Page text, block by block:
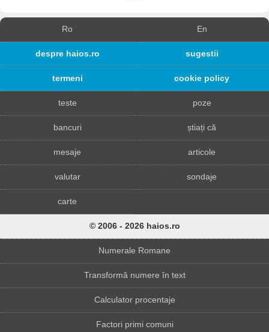
Ro En
despre haios.ro sugestii
termeni cookie policy
teste poze
bancuri știați că
mesaje articole
valutar sondaje
carte
© 2006 - 2026 haios.ro
Numerale Romane
Transformă numere în text
Calculator procentaje
Factori primi comuni